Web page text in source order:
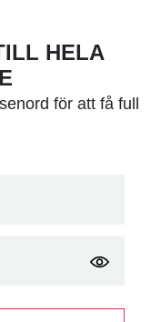
HELA
för att få full